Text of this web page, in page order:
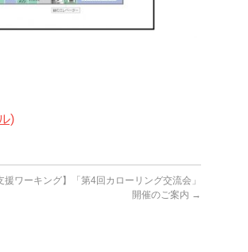
)
援ワーキング】「第4回カローリング交流会」
開催のご案内 →